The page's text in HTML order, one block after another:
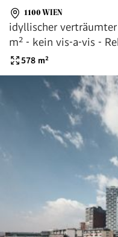
1100 WIEN
idyllischer
m² - kein vis-a-vis -
Nase
578 m²